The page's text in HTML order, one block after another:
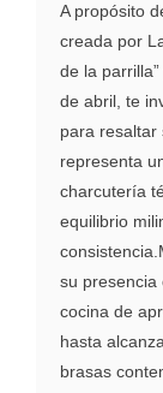
A propósito
creada por
de la
de abril, te
para resaltar
representa
charcutería
equilibrio
su presencia
cocina de
hasta
brasas